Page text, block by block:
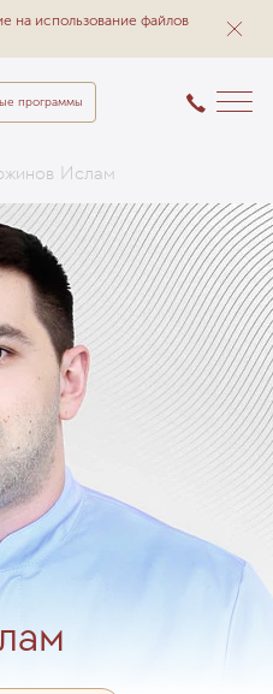
на использование файлов
программы
Ислам